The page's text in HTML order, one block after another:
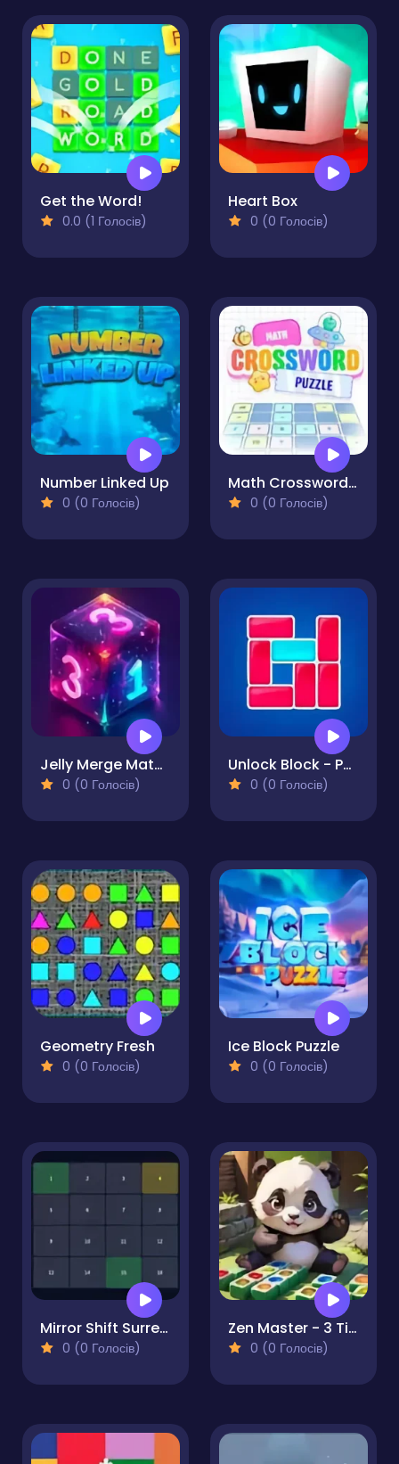
Get the Word!
0.0 (1 Голосів)
Heart Box
0 (0 Голосів)
Number Linked Up
0 (0 Голосів)
Math Crossword Puzzle
0 (0 Голосів)
Jelly Merge Math 3D
0 (0 Голосів)
Unlock Block - Puzzle
0 (0 Голосів)
Geometry Fresh
0 (0 Голосів)
Ice Block Puzzle
0 (0 Голосів)
Mirror Shift Surreal Puzzle Game
0 (0 Голосів)
Zen Master - 3 Tiles
0 (0 Голосів)